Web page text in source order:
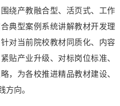
绕产教融合型、活页式、工作
典型案例系统讲解教材开发理
对当前院校教材同质化、内容
贴产业升级、对标岗位标准、
，为各校推进精品教材建设、
方向。